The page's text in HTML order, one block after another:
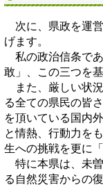
次に、県政を運
げます。
私の政治信条で
敢」、この三つを
また、厳しい状
る全ての県民の皆
を頂いている国内
と情熱、行動力を
生への挑戦を更に
特に本県は、未
る自然災害からの